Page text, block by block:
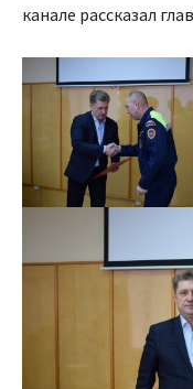
канале рассказал